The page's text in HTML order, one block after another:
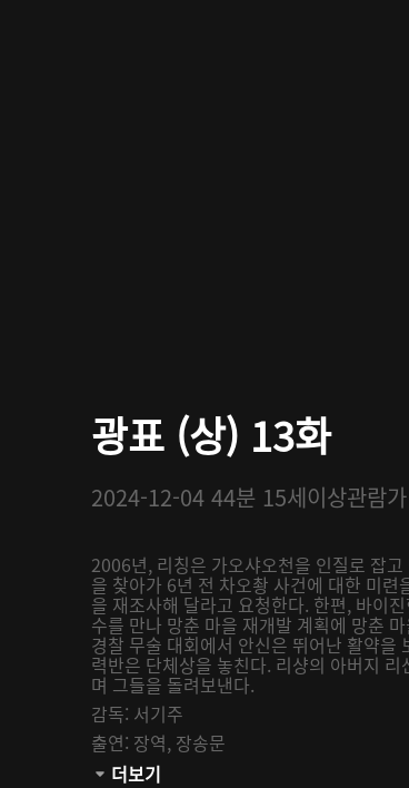
광표 (상) 13화
2024-12-04 44분 15세이상관람가
2006년, 리칭은 가오샤오천을 인질로 잡
을 찾아가 6년 전 차오촹 사건에 대한 미
을 재조사해 달라고 요청한다. 한편, 바이
수를 만나 망춘 마을 재개발 계획에 망춘
경찰 무술 대회에서 안신은 뛰어난 활약을
력반은 단체상을 놓친다. 리샹의 아버지
며 그들을 돌려보낸다.
감독: 서기주
출연: 장역, 장송문
관람등급:
더보기